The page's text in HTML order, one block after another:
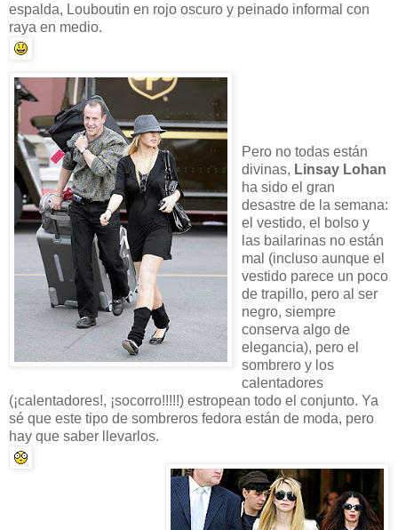
espalda, Louboutin en rojo oscuro y peinado informal con
raya en medio.
Pero no todas están
divinas, Linsay Lohan
ha sido el gran
desastre de la semana:
el vestido, el bolso y
las bailarinas no están
mal (incluso aunque el
vestido parece un poco
de trapillo, pero al ser
negro, siempre
conserva algo de
elegancia), pero el
sombrero y los
calentadores
(¡calentadores!, ¡socorro!!!!!) estropean todo el conjunto. Ya
sé que este tipo de sombreros fedora están de moda, pero
hay que saber llevarlos.